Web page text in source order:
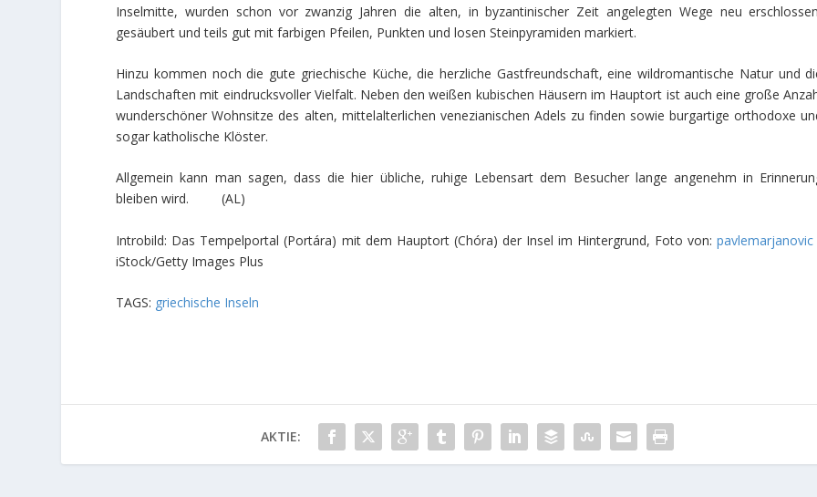
Inselmitte, wurden schon vor zwanzig Jahren die alten, in byzantinischer Zeit angelegten Wege neu
gesäubert und teils gut mit farbigen Pfeilen, Punkten und losen Steinpyramiden markiert.
Hinzu kommen noch die gute griechische Küche, die herzliche Gastfreundschaft, eine wildromantische Natur und
Landschaften mit eindrucksvoller Vielfalt. Neben den weißen kubischen Häusern im Hauptort ist auch eine große
wunderschöner Wohnsitze des alten, mittelalterlichen venezianischen Adels zu finden sowie burgartige orthodoxe
sogar katholische Klöster.
Allgemein kann man sagen, dass die hier übliche, ruhige Lebensart dem Besucher lange angenehm in
bleiben wird. (AL)
Introbild: Das Tempelportal (Portára) mit dem Hauptort (Chóra) der Insel im Hintergrund, Foto von:pavlemarjanovic
iStock/Getty Images Plus
TAGS: griechische Inseln
AKTIE: